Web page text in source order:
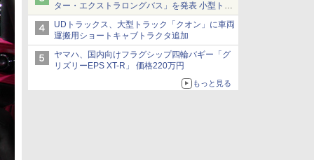
ター・エクストラロングバス」を発表 小型トラ
ックベースの観光・旅客輸送向けバス
UDトラックス、大型トラック「クオン」に車両
運搬用ショートキャブトラクタ追加
ヤマハ、国内向けフラグシップ四輪バギー「グ
リズリーEPS XT-R」 価格220万円
もっと見る